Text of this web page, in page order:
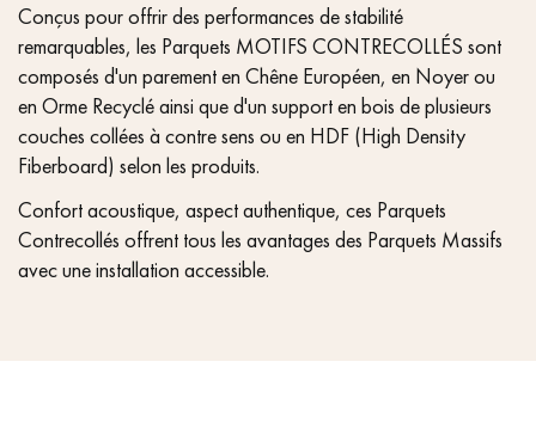
Conçus pour offrir des performances de stabilité
remarquables, les Parquets MOTIFS CONTRECOLLÉS sont
composés d'un parement en Chêne Européen, en Noyer ou
en Orme Recyclé ainsi que d'un support en bois de plusieurs
couches collées à contre sens ou en HDF (High Density
Fiberboard) selon les produits.
Confort acoustique, aspect authentique, ces Parquets
Contrecollés offrent tous les avantages des Parquets Massifs
avec une installation accessible.